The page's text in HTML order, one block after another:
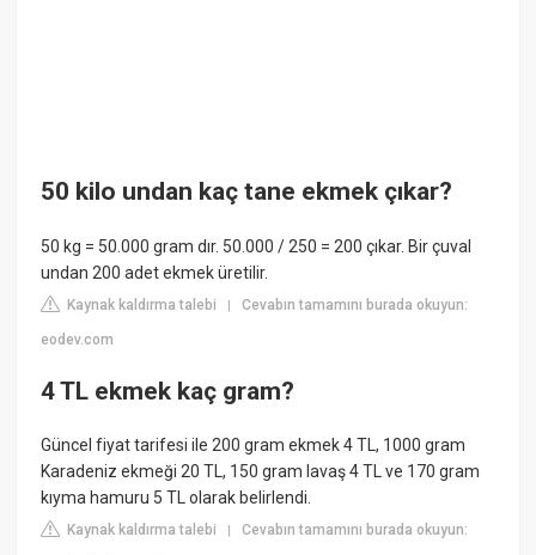
50 kilo undan kaç tane ekmek çıkar?
50 kg = 50.000 gram dır. 50.000 / 250 = 200 çıkar. Bir çuval
undan 200 adet ekmek üretilir.
Kaynak kaldırma talebi |Cevabın tamamını burada okuyun:
eodev.com
4 TL ekmek kaç gram?
Güncel fiyat tarifesi ile 200 gram ekmek 4 TL, 1000 gram
Karadeniz ekmeği 20 TL, 150 gram lavaş 4 TL ve 170 gram
kıyma hamuru 5 TL olarak belirlendi.
Kaynak kaldırma talebi |Cevabın tamamını burada okuyun: